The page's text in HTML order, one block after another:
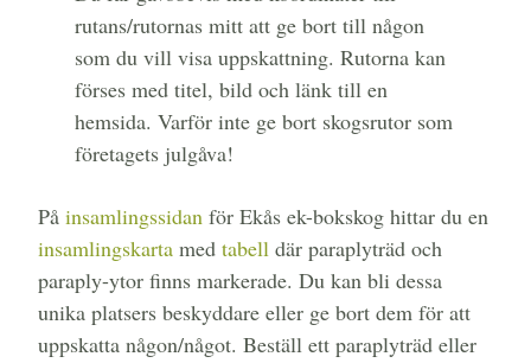
rutans/rutornas mitt att ge bort till någon
som du vill visa uppskattning. Rutorna kan
förses med titel, bild och länk till en
hemsida. Varför inte ge bort skogsrutor som
företagets julgåva!
På insamlingssidan för Ekås ek-bokskog hittar du en
insamlingskarta med tabell där paraplyträd och
paraply-ytor finns markerade. Du kan bli dessa
unika platsers beskyddare eller ge bort dem för att
uppskatta någon/något. Beställ ett paraplyträd eller